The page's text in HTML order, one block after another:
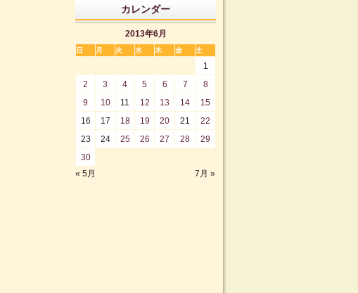
カレンダー
2013年6月
日 月 火 水 木 金 土
« 5月 7月 »
1
2
3 4 5 6 7
8
9
10 11 12 13 14
15
16
17 18 19 20 21
22
23
24 25 26 27 28
29
30